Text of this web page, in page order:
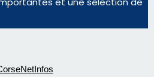
sur la voie de la médecine